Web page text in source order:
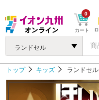
ランドセル
カート
0
トップ キッズ ランドセル